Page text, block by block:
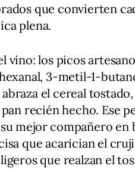
que convierten
plena.
vino: los picos
3-metil-1-
el cereal
recién hecho. Ese
mejor compañero en
que acarician el
que realzan el